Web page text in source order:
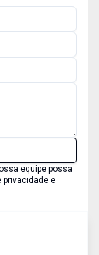
equipe possa
privacidade e